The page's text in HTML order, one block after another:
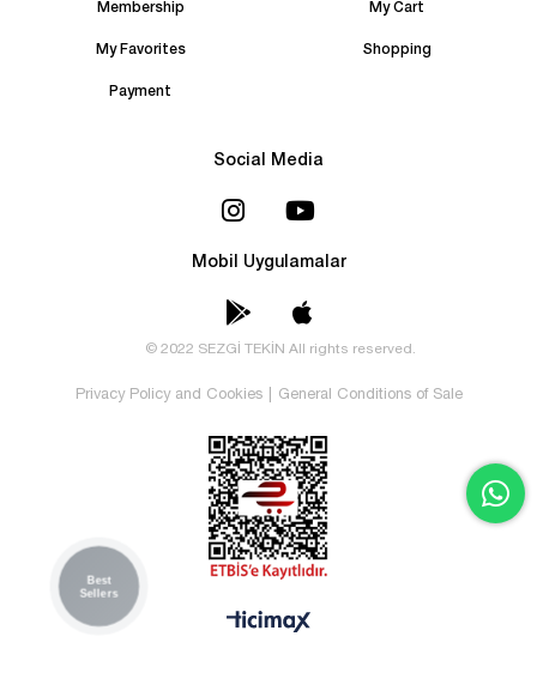
Membership My Cart
My Favorites Shopping
Payment
Social Media
Mobil Uygulamalar
© 2022 SEZGİ TEKİN All rights reserved.
Privacy Policy and Cookies General Conditions of Sale
Best
Sellers